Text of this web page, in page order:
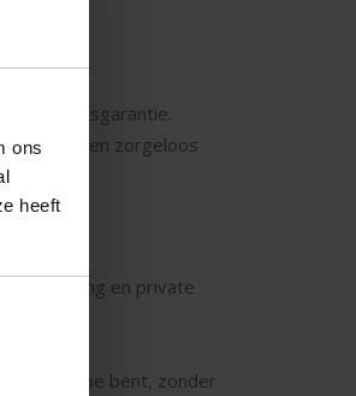
ons
heeft
fabrieksgarantie.
en zorgeloos
en private
u aan toe bent, zonder